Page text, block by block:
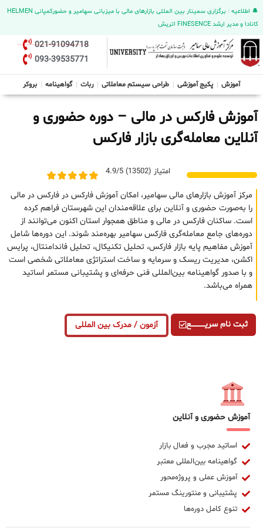
🔔 اطلاعیه : برگزاری سمینار بین المللی بازارهای مالی با میزبانی سهامیر و حضورکمپانی HELMEN
کانادا و مدیر ارشد FINESENCE اتریش
021-91094718
093-39535771
آموزش پکیج آموزشی طراحی سیستم معاملاتی ربات گواهینامه بروکر
آموزش فارکس در مالی – دوره حضوری و
آنلاین معامله‌گری بازار فارکس
امتیاز (13502) 4.9/5
مرکز آموزش بازارهای مالی سهامیر، امکان آموزش فارکس در فارکس در مالی
را به‌صورت حضوری و آنلاین برای علاقه‌مندان این شهرستان فراهم کرده
است. ساکنان فارکس در مالی و مناطق همجوار استان اکنون می‌توانند از
دوره‌های جامع معامله‌گری فارکس سهامیر بهره‌مند شوند. این دوره‌ها شامل
آموزش مفاهیم پایه بازار فارکس، تحلیل تکنیکال، تحلیل فاندامنتال، پرایس
اکشن، مدیریت ریسک و سرمایه و ساخت استراتژی معاملاتی شخصی است
و با صدور گواهینامه بین‌المللی فنی حرفه‌ای و پشتیبانی مستمر اساتید
همراه می‌باشد.
ثبت نام سریــــــــــــع آزمون / مدرک بین المللی
آموزش حضوری و آنلاین
اساتید مجرب و فعال بازار
گواهینامه بین‌المللی معتبر
آموزش عملی و پروژه‌محور
پشتیبانی و منتورینگ مستمر
تنوع کامل دوره‌ها